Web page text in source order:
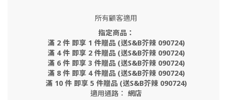
所有顧客適用
指定商品：
滿 2 件 即享 1 件贈品 (送S&B芥辣 090724)
滿 4 件 即享 2 件贈品 (送S&B芥辣 090724)
滿 6 件 即享 3 件贈品 (送S&B芥辣 090724)
滿 8 件 即享 4 件贈品 (送S&B芥辣 090724)
滿 10 件 即享 5 件贈品 (送S&B芥辣 090724)
適用通路： 網店